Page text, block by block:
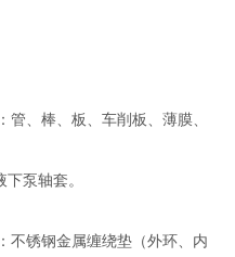
、棒、板、车削板、薄膜、
泵轴套。
锈钢金属缠绕垫（外环、内